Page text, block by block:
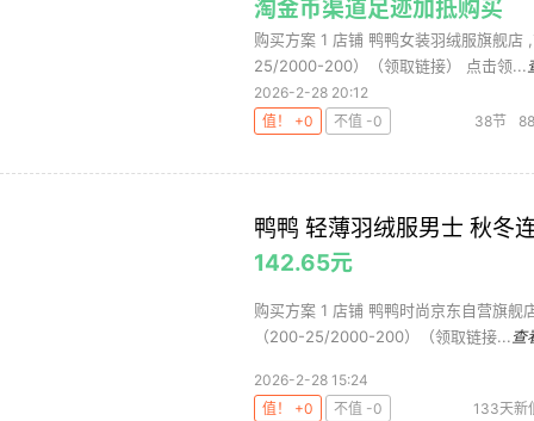
淘金币渠道足迹加抵购买
购买方案 1 店铺 鸭鸭女装羽绒服旗舰
25/2000-200）（领取链接） 点击领...
2026-2-28 20:12
值！ +0
不值 -0 38节
鸭鸭 轻薄羽绒服男士 秋冬
142.65元
购买方案 1 店铺 鸭鸭时尚京东自营旗
（200-25/2000-200）（领取链接... 查
2026-2-28 15:24
值！ +0
不值 -0 133天新